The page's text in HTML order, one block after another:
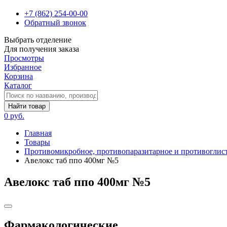
+7 (862) 254-00-00
Обратный звонок
Выбрать отделение
Для получения заказа
Просмотры
Избранное
Корзина
Каталог
Найти товар
0 руб.
Главная
Товары
Противомикробное, противопаразитарное и
Авелокс таб ппо 400мг №5
Авелокс таб ппо 400мг №5